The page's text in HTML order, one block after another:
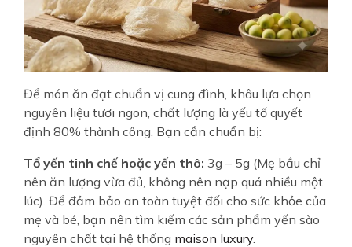
Để món ăn đạt chuẩn vị cung đình, khâu lựa chọn
nguyên liệu tươi ngon, chất lượng là yếu tố quyết
định 80% thành công. Bạn cần chuẩn bị:
Tổ yến tinh chế hoặc yến thô: 3g – 5g (Mẹ bầu chỉ
nên ăn lượng vừa đủ, không nên nạp quá nhiều một
lúc). Để đảm bảo an toàn tuyệt đối cho sức khỏe của
mẹ và bé, bạn nên tìm kiếm các sản phẩm yến sào
nguyên chất tại hệ thống maison luxury